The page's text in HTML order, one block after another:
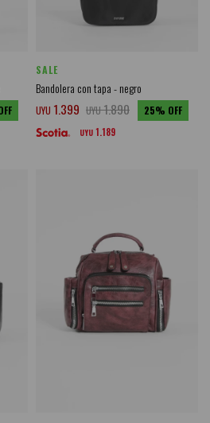
SALE
Bandolera con tapa - negro
UYU 1.399 UYU1.890 25
UYU 1.189